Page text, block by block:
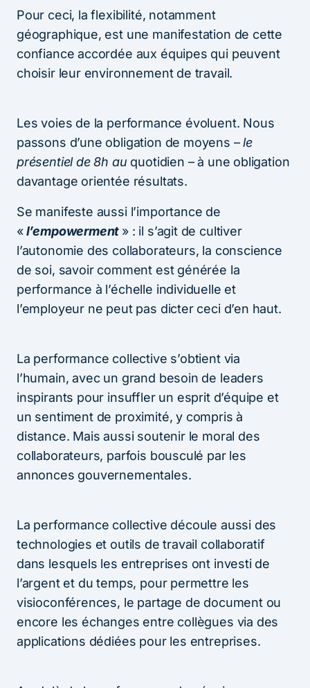
Pour ceci, la flexibilité, notamment
géographique, est une manifestation de cette
confiance accordée aux équipes qui peuvent
choisir leur environnement de travail.
Les voies de la performance évoluent. Nous
passons d’une obligation de moyens –le
présentiel de 8h au quotidien – à une obligation
davantage orientée résultats.
Se manifeste aussi l’importance de
«l’empowerment » : il s’agit de cultiver
l’autonomie des collaborateurs, la conscience
de soi, savoir comment est générée la
performance à l’échelle individuelle et
l’employeur ne peut pas dicter ceci d’en haut.
La performance collective s’obtient via
l’humain, avec un grand besoin de leaders
inspirants pour insuffler un esprit d’équipe et
un sentiment de proximité, y compris à
distance. Mais aussi soutenir le moral des
collaborateurs, parfois bousculé par les
annonces gouvernementales.
La performance collective découle aussi des
technologies et outils de travail collaboratif
dans lesquels les entreprises ont investi de
l’argent et du temps, pour permettre les
visioconférences, le partage de document ou
encore les échanges entre collègues via des
applications dédiées pour les entreprises.